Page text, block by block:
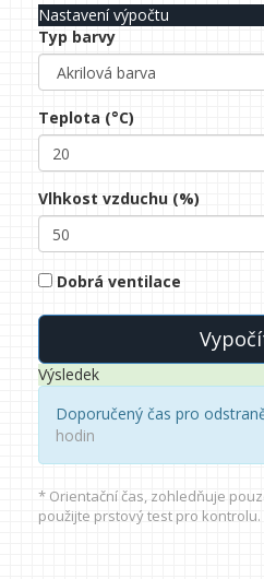
Nastavení výpočtu
Typ barvy
Teplota (°C)
Vlhkost vzduchu (%)
Dobrá ventilace
Výsledek
Doporučený čas pro
hodin
* Orientační čas, zohledňuje
použijte prstový test pro kontrolu.